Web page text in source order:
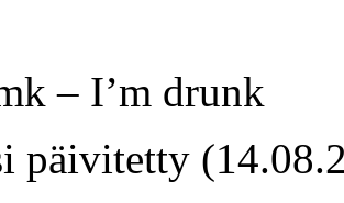
– I’m drunk
päivitetty